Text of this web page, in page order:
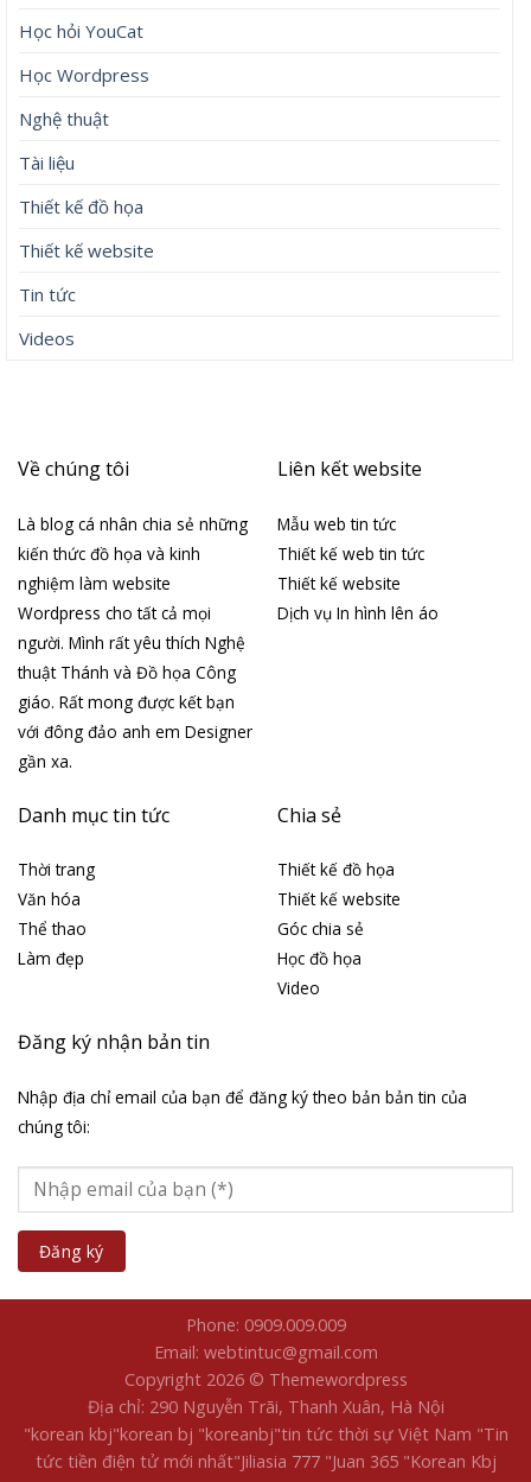
Học hỏi YouCat
Học Wordpress
Nghệ thuật
Tài liệu
Thiết kế đồ họa
Thiết kế website
Tin tức
Videos
Về chúng tôi
Là blog cá nhân chia sẻ những
kiến thức đồ họa và kinh
nghiệm làm website
Wordpress cho tất cả mọi
người. Mình rất yêu thích Nghệ
thuật Thánh và Đồ họa Công
giáo. Rất mong được kết bạn
với đông đảo anh em Designer
gần xa.
Liên kết website
Mẫu web tin tức
Thiết kế web tin tức
Thiết kế website
Dịch vụ In hình lên áo
Danh mục tin tức
Thời trang
Văn hóa
Thể thao
Làm đẹp
Chia sẻ
Thiết kế đồ họa
Thiết kế website
Góc chia sẻ
Học đồ họa
Video
Đăng ký nhận bản tin
Nhập địa chỉ email của bạn để đăng ký theo bản bản tin của
chúng tôi:
Phone: 0909.009.009
Email: webtintuc@gmail.com
Copyright 2026 © Themewordpress
Địa chỉ: 290 Nguyễn Trãi, Thanh Xuân, Hà Nội
"korean kbj​"korean bj "koreanbj​"tin tức thời sự Việt Nam "Tin
tức tiền điện tử mới nhất​"Jiliasia 777 "Juan 365 "Korean Kbj